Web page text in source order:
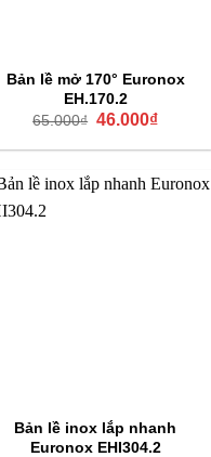
Bản lề mở 170° Euronox
EH.170.2
65.000₫ Giá
là:
46.000₫Giá
tại
46.000₫.
Bản lề inox lắp nhanh
Euronox EHI304.2